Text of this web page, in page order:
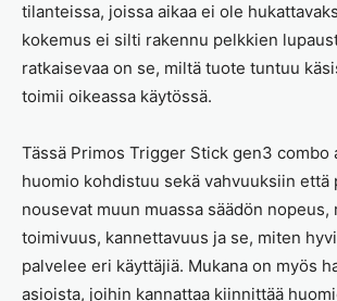
tilanteissa, joissa aikaa ei ole
kokemus ei silti rakennu pelkkien
ratkaisevaa on se, miltä tuote tuntuu
toimii oikeassa käytössä.
Tässä Primos Trigger Stick gen3 combo
huomio kohdistuu sekä vahvuuksiin että
nousevat muun muassa säädön nopeus,
toimivuus, kannettavuus ja se, miten
palvelee eri käyttäjiä. Mukana on myös
asioista, joihin kannattaa kiinnittää